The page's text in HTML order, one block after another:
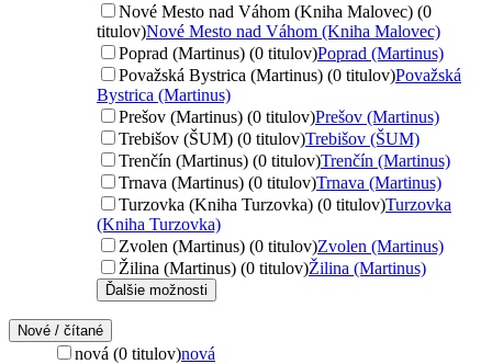
Nové Mesto nad Váhom (Kniha Malovec) (0
titulov)Nové Mesto nad Váhom (Kniha Malovec)
Poprad (Martinus) (0 titulov)Poprad (Martinus)
Považská Bystrica (Martinus) (0 titulov)Považská
Bystrica (Martinus)
Prešov (Martinus) (0 titulov)Prešov (Martinus)
Trebišov (ŠUM) (0 titulov)Trebišov (ŠUM)
Trenčín (Martinus) (0 titulov)Trenčín (Martinus)
Trnava (Martinus) (0 titulov)Trnava (Martinus)
Turzovka (Kniha Turzovka) (0 titulov)Turzovka
(Kniha Turzovka)
Zvolen (Martinus) (0 titulov)Zvolen (Martinus)
Žilina (Martinus) (0 titulov)Žilina (Martinus)
Ďalšie možnosti
Nové / čítané
nová (0 titulov)nová